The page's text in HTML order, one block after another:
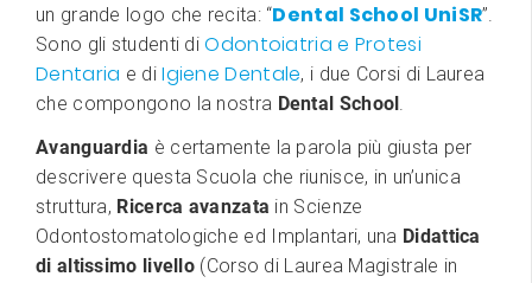
un grande logo che recita: “Dental School UniSR”.
Sono gli studenti diOdontoiatria e Protesi
Dentaria e diIgiene Dentale, i due Corsi di Laurea
che compongono la nostra Dental School .
Avanguardia è certamente la parola più giusta per
descrivere questa Scuola che riunisce, in un’unica
struttura, Ricerca avanzata in Scienze
Odontostomatologiche ed Implantari, una Didattica
di altissimo livello (Corso di Laurea Magistrale in